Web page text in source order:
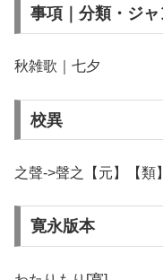
事項｜分類・ジャ
秋雑歌｜七夕
校異
之聲->聲之【元】【類】
寛永版本